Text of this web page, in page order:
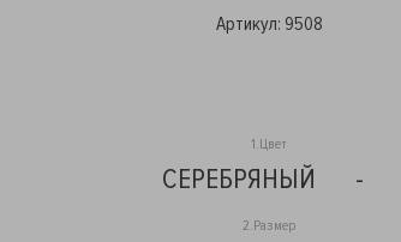
Артикул: 9508
1.Цвет
СЕРЕБРЯНЫЙ -
2.Размер